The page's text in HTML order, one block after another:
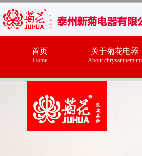
首页
Home
关于菊花电器
About chrysanthemum